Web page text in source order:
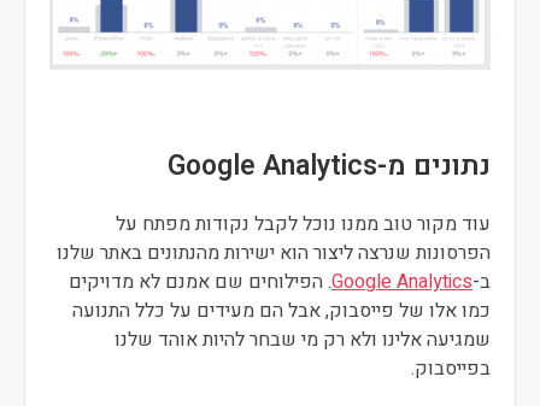
נתונים מ-Google Analytics
עוד מקור טוב ממנו נוכל לקבל נקודות מפתח על
הפרסונות שנרצה ליצור הוא ישירות מהנתונים באתר שלנו
ב-Google Analytics. הפילוחים שם אמנם לא מדויקים
כמו אלו של פייסבוק, אבל הם מעידים על כלל התנועה
שמגיעה אלינו ולא רק מי שבחר להיות אוהד שלנו
בפייסבוק.